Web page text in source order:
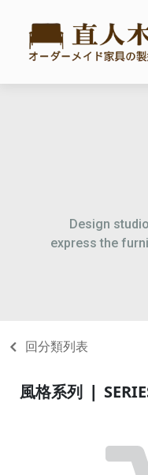
Design
express the
回分類列表
風格系列 ❘